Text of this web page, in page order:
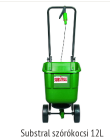
Substral szórókocsi 12L